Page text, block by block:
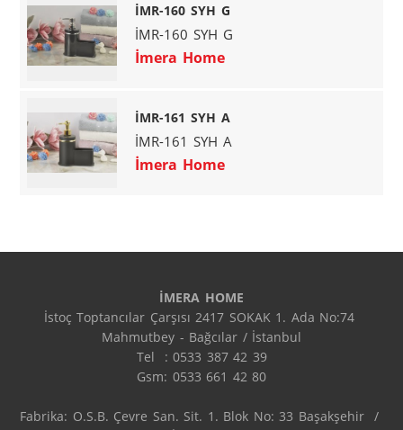
İMR-160 SYH G
İMR-160 SYH G
İmera Home
İMR-161 SYH A
İMR-161 SYH A
İmera Home
İMERA HOME
İstoç Toptancılar Çarşısı 2417 SOKAK 1. Ada No:74
Mahmutbey - Bağcılar / İstanbul
Tel  : 0533 387 42 39
Gsm: 0533 661 42 80
Fabrika: O.S.B. Çevre San. Sit. 1. Blok No: 33 Başakşehir  /